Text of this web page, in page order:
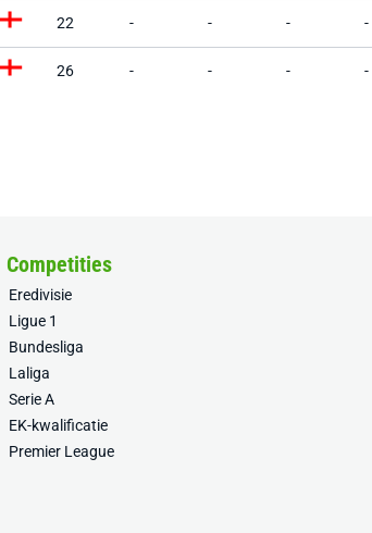
22 - - - -
26 - - - -
Competities
Eredivisie
Ligue 1
Bundesliga
Laliga
Serie A
EK-kwalificatie
Premier League